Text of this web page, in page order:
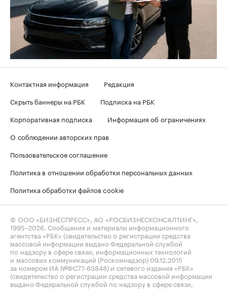
Контактная информация
Редакция
Скрыть баннеры на РБК
Подписка на РБК
Корпоративная подписка
Информация об ограничениях
О соблюдении авторских прав
Пользовательское соглашение
Политика в отношении обработки персональных данных
Политика обработки файлов cookie
© ООО «БИЗНЕСПРЕСС», АО «РОСБИЗНЕСКОНСАЛТИНГ»,
1995–2026 . Сообщения и материалы информационного
агентства «РБК» (свидетельство о регистрации средства
массовой информации выдано Федеральной службой
по надзору в сфере связи, информационных технологий
и массовых коммуникаций (Роскомнадзор) 09.12.2015
за номером ИА №ФС77-63848) и сетевого издания «РБК»
(свидетельство о регистрации средства массовой информации
выдано Федеральной службой по надзору в сфере связи,